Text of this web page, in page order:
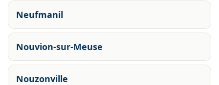
Neufmanil
Nouvion-sur-Meuse
Nouzonville